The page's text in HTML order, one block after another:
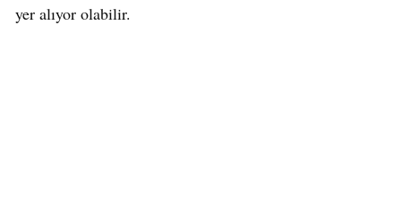
yer alıyor olabilir.